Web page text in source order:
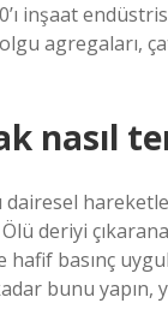
inşaat
agregaları,
nasıl
dairesel
deriyi
hafif basınç
bunu yapın,